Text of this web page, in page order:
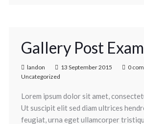
Gallery Post
landon 13 September 2015
0
Uncategorized
Lorem ipsum dolor sit amet,
Ut suscipit elit sed diam ultrices
feugiat, urna eget ullamcorper